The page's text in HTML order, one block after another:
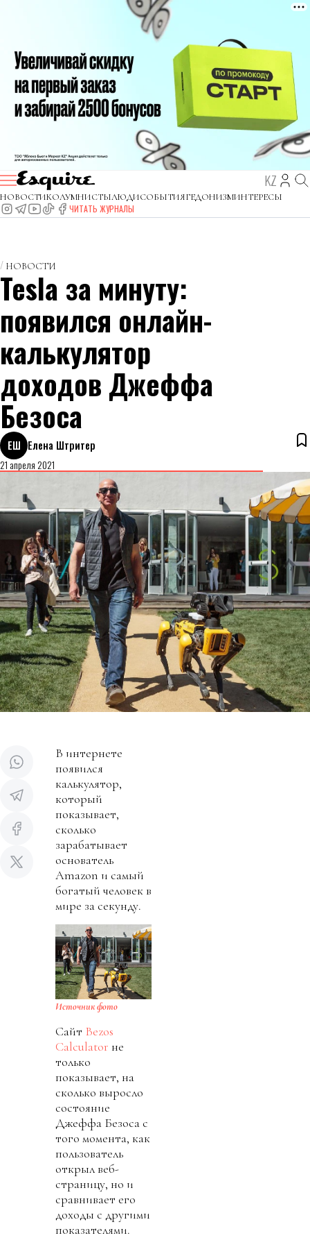
KZ
НОВОСТИКОЛУМНИСТЫЛЮДИСОБЫТИЯГЕДОНИЗМИНТЕРЕСЫ
ЧИТАТЬ ЖУРНАЛЫ
НОВОСТИ
Tesla за минуту:
появился онлайн-
калькулятор
доходов Джеффа
Безоса
ЕШ Елена Штритер
21 апреля 2021
В интернете
появился
калькулятор,
который
показывает,
сколько
зарабатывает
основатель
Amazon и самый
богатый человек в
мире за секунду.
Источник фото
Сайт Bezos
Calculator не
только
показывает, на
сколько выросло
состояние
Джеффа Безоса с
того момента, как
пользователь
открыл веб-
страницу, но и
сравнивает его
доходы с другими
показателями.